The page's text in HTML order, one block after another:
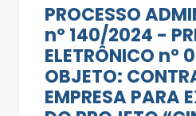
PROCESSO
nº 140/2024 -
ELETRÔNICO
OBJETO:
EMPRESA PARA